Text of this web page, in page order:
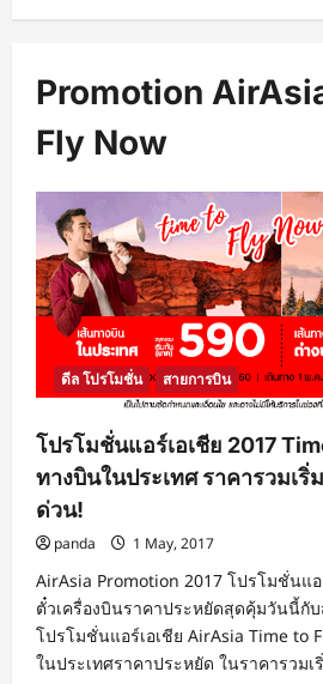
Promotion
Fly Now
ดีล โปรโมชั่น สายการบิน
โปรโมชั่นแอร์เอเชีย 2017
ทางบินในประเทศ ราคารวมเ
ด่วน!
panda 1 May, 2017
AirAsia Promotion 2017 โปรโมชั่นแอ
ตั๋วเครื่องบินราคาประหยัดสุดคุ้มวันนี้กับ
โปรโมชั่นแอร์เอเชีย AirAsia Time to
ในประเทศราคาประหยัด ในราคารวม